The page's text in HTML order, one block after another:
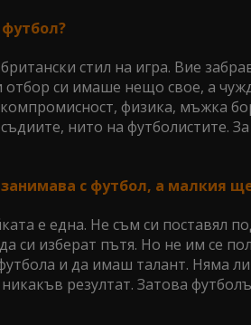
стил на игра. Вие
си имаше нещо свое, а
физика, мъжка
нито на футболистите.
с футбол, а малкия
е една. Не съм си поставял
си изберат пътя. Но не им се
и да имаш талант. Няма
резултат. Затова